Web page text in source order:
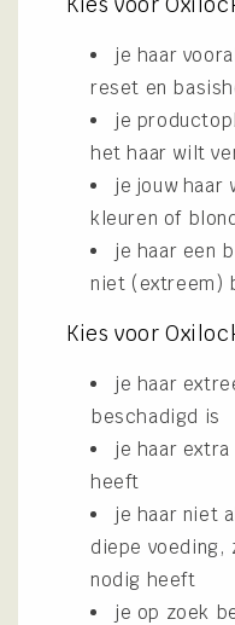
je haar
reset en
je
het haar wilt
je jouw haar
kleuren of
je haar een
niet (extreem)
Kies voor
je haar
beschadigd is
je haar
heeft
je haar niet
diepe voeding,
nodig heeft
je op zoek